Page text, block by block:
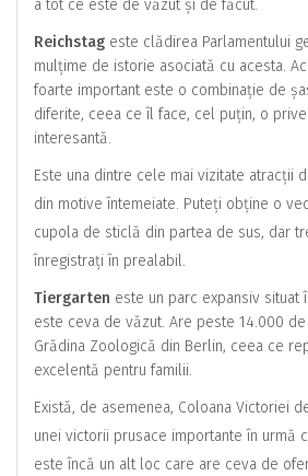
a tot ce este de văzut și de făcut.
Reichstag este clădirea Parlamentului
mulțime de istorie asociată cu acesta.
foarte important este o combinație de
diferite, ceea ce îl face, cel puțin, o
interesantă.
Este una dintre cele mai vizitate atracții
din motive întemeiate. Puteți obține o
cupola de sticlă din partea de sus, dar
înregistrați în prealabil.
Tiergarten este un parc expansiv situat
este ceva de văzut. Are peste 14.000
Grădina Zoologică din Berlin, ceea ce
excelentă pentru familii.
Există, de asemenea, Coloana Victoriei
unei victorii prusace importante în urmă
este încă un alt loc care are ceva de